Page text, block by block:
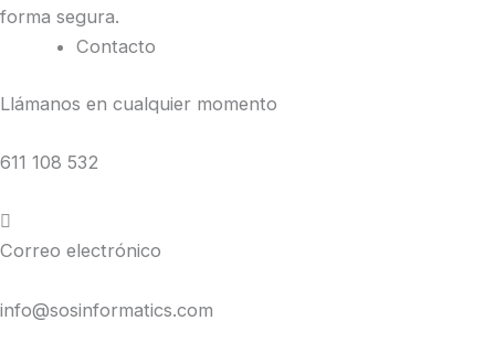
forma segura.
Contacto
Llámanos en cualquier momento
611 108 532
Correo electrónico
info@sosinformatics.com